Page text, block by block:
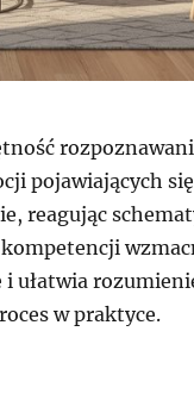
pojawiających
reagując
ułatwia
w praktyce.